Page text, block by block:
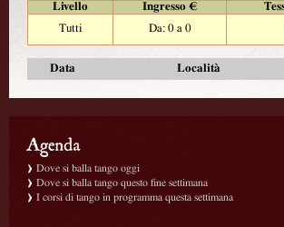
Livello
Ingresso €
Tutti
Da: 0 a 0
Data Località
Dove si balla tango oggi
Dove si balla tango questo fine settimana
I corsi di tango in programma questa settimana